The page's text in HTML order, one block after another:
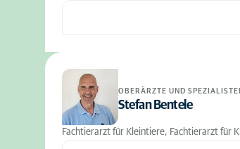
OBERÄRZTE UND
Stefan Bentele
Fachtierarzt für Kleintiere, Fachtierarzt für